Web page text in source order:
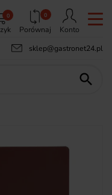
0 0
Porównaj
Konto
sklep@gastronet24.pl
